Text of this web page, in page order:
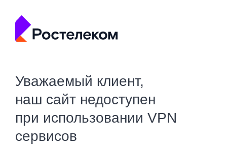
Уважаемый клиент,
наш сайт недоступен
при использовании VPN
сервисов